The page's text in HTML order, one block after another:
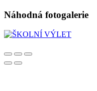
Náhodná fotogalerie